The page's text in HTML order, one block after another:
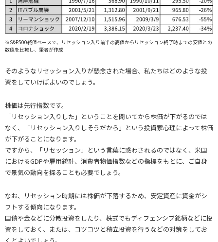
※S&P500終値ベースで、リセッション入り前半の高値からリセッション終了時までの安値との
数値を比較し、筆者が作成
そのようなリセッション入りが懸念された場合、私たちはどのような投
資をしていけばよいのでしょう。
株価は先行指数です。
「リセッション入りした」ということを聞いてから株価が下がるのでは
なく、「リセッション入りしそうだから」という投資家心理によって株価
が下がることになります。
ですから、「リセッション」という言葉に惑わされるのではなく、米国
におけるGDPや雇用統計、消費者物価指数などの指標をもとに、ご自身
で景気の動向を探ることも必要でしょう。
なお、リセッション時期には株価が下落するため、安定資産に資金がシ
フトする傾向になります。
国債や金などに分散投資をしたり、株式でもディフェンシブ銘柄などに投
資をしておく、または、コツコツと積立投資を行うなどの対策をしてお
くとよいでしょう。